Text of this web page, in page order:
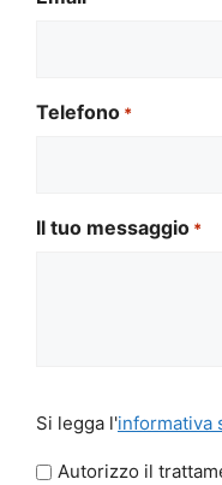
Telefono *
Il tuo messaggio *
legga
l'informativa
Si legga l'informativa
Autorizzo il